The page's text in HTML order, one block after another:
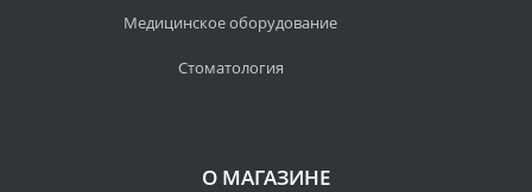
Медицинское оборудование
Стоматология
О МАГАЗИНЕ